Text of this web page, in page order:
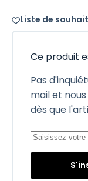
Liste de
Ce produit
Pas
mail et
dès que